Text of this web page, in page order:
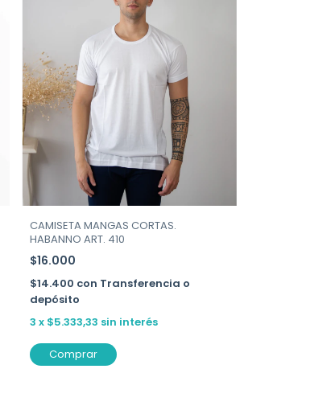
CAMISETA MANGAS CORTAS.
HABANNO ART. 410
$16.000
$14.400 con Transferencia o
depósito
3 x $5.333,33 sin interés
Comprar